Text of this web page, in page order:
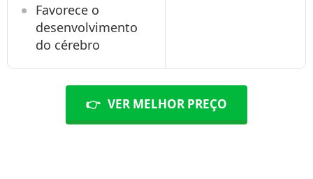
Favorece o
desenvolvimento
do cérebro
👉 VER MELHOR PREÇO